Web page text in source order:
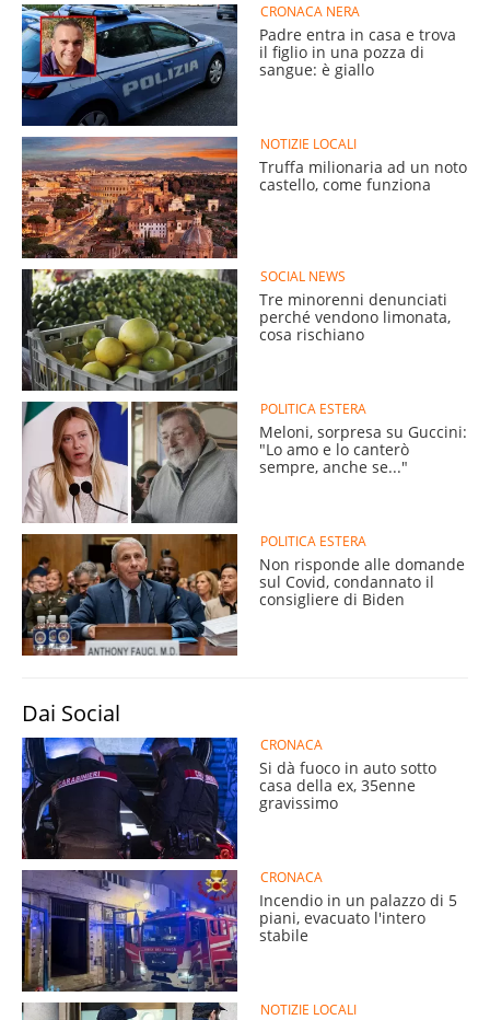
CRONACA NERA
Padre entra in casa e trova
il figlio in una pozza di
sangue: è giallo
NOTIZIE LOCALI
Truffa milionaria ad un noto
castello, come funziona
SOCIAL NEWS
Tre minorenni denunciati
perché vendono limonata,
cosa rischiano
POLITICA ESTERA
Meloni, sorpresa su Guccini:
"Lo amo e lo canterò
sempre, anche se..."
POLITICA ESTERA
Non risponde alle domande
sul Covid, condannato il
consigliere di Biden
Dai Social
CRONACA
Si dà fuoco in auto sotto
casa della ex, 35enne
gravissimo
CRONACA
Incendio in un palazzo di 5
piani, evacuato l'intero
stabile
NOTIZIE LOCALI